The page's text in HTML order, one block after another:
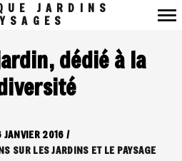
JARDINS
dédié à la
JANVIER 2016 /
SUR LES JARDINS ET LE PAYSAGE